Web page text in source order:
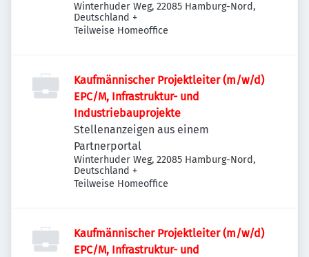
Winterhuder Weg, 22085 Hamburg-Nord,
Deutschland +
Teilweise Homeoffice
Kaufmännischer Projektleiter (m/w/d)
EPC/M, Infrastruktur- und
Industriebauprojekte
Stellenanzeigen aus einem
Partnerportal
Winterhuder Weg, 22085 Hamburg-Nord,
Deutschland +
Teilweise Homeoffice
Kaufmännischer Projektleiter (m/w/d)
EPC/M, Infrastruktur- und